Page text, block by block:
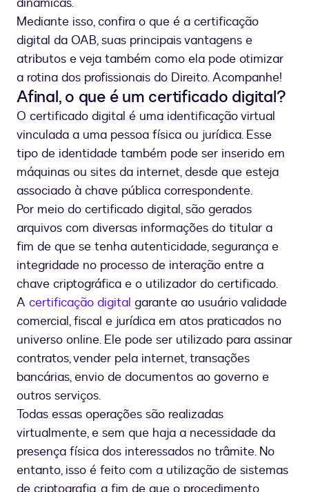
Mediante isso, confira o que é a certificação
digital da OAB, suas principais vantagens e
atributos e veja também como ela pode otimizar
a rotina dos profissionais do Direito. Acompanhe!
Afinal, o que é um certificado digital?
O certificado digital é uma identificação virtual
vinculada a uma pessoa física ou jurídica. Esse
tipo de identidade também pode ser inserido em
máquinas ou sites da internet, desde que esteja
associado à chave pública correspondente.
Por meio do certificado digital, são gerados
arquivos com diversas informações do titular a
fim de que se tenha autenticidade, segurança e
integridade no processo de interação entre a
chave criptográfica e o utilizador do certificado.
A certificação digital garante ao usuário validade
comercial, fiscal e jurídica em atos praticados no
universo online. Ele pode ser utilizado para assinar
contratos, vender pela internet, transações
bancárias, envio de documentos ao governo e
outros serviços.
Todas essas operações são realizadas
virtualmente, e sem que haja a necessidade da
presença física dos interessados no trâmite. No
entanto, isso é feito com a utilização de sistemas